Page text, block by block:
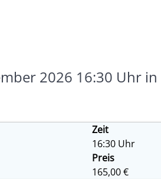
2026 16:30 Uhr in
Zeit
16:30 Uhr
Preis
165,00 €